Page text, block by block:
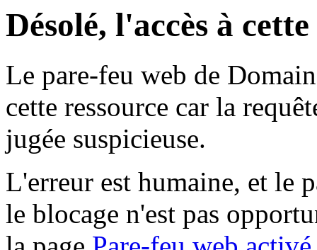
Désolé, l'accès à
Le pare-feu web de
cette ressource car la
jugée suspicieuse.
L'erreur est humaine, et le
le blocage n'est pas